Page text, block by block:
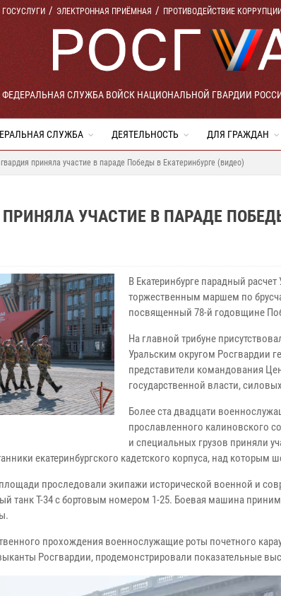
ГОСУСЛУГИ ЭЛЕКТРОННАЯ ПРИЁМНАЯ ПРОТИВОДЕЙСТВИЕ КОРРУПЦИИ
ФЕДЕРАЛЬНАЯ СЛУЖБА ВОЙСК НАЦИОНАЛЬНОЙ ГВАРДИИ
СЛУЖБА ДЕЯТЕЛЬНОСТЬ ДЛЯ ГРАЖДАН
приняла участие в параде Победы в Екатеринбурге (видео)
УЧАСТИЕ В ПАРАДЕ
В Екатеринбурге парадный
торжественным маршем по
посвященный 78-й годовщине
На главной трибуне
Уральским округом Росгвардии
представители командования
государственной власти,
Более ста двадцати
прославленного калиновского
и специальных грузов приняли
екатеринбургского кадетского корпуса, над
проследовали экипажи исторической военной и
танк Т-34 с бортовым номером 1-25. Боевая машина
прохождения военнослужащие роты почетного
Росгвардии, продемонстрировали показательные